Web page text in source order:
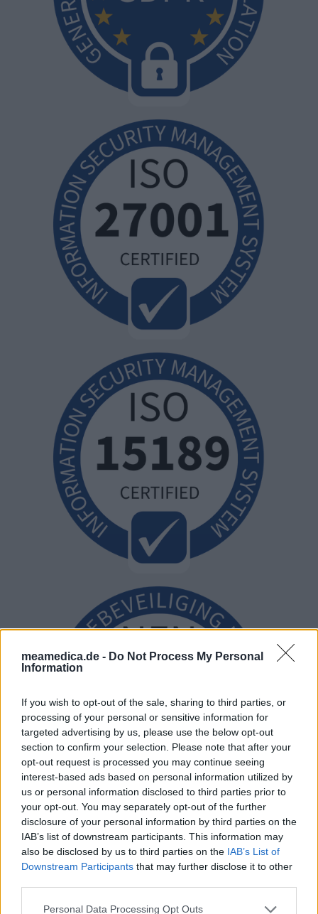
meamedica.de - Do Not Process My Personal
Information
If you wish to opt-out of the sale, sharing to third parties, or
processing of your personal or sensitive information for
targeted advertising by us, please use the below opt-out
section to confirm your selection. Please note that after your
opt-out request is processed you may continue seeing
interest-based ads based on personal information utilized by
us or personal information disclosed to third parties prior to
your opt-out. You may separately opt-out of the further
disclosure of your personal information by third parties on the
IAB’s list of downstream participants. This information may
also be disclosed by us to third parties on the IAB’s List of
Downstream Participants that may further disclose it to other
Personal Data Processing Opt Outs